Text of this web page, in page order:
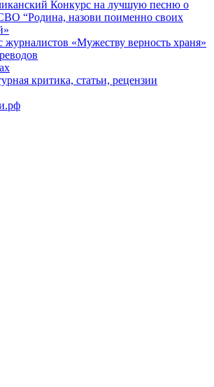
Конкурс на лучшую песню о
“Родина, назови поименно своих
журналистов «Мужеству верность храня»
критика, статьи, рецензии